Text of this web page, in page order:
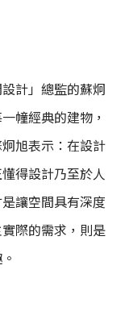
計」總監的蘇炯
幢經典的建物，
旭表示：在設計
得設計乃至於人
讓空間具有深度
際的需求，則是